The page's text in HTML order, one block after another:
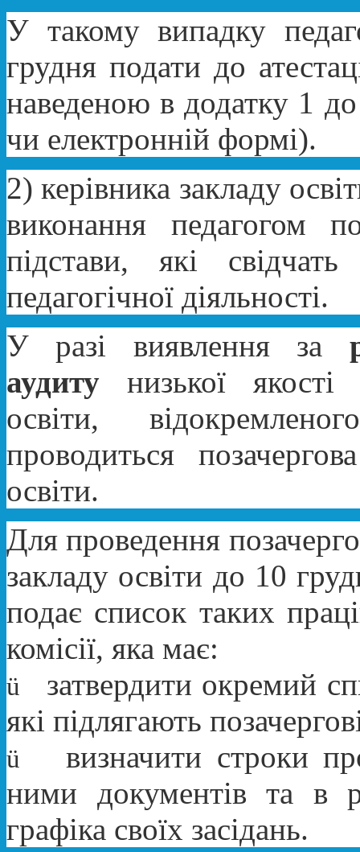
У такому випадку
грудня подати до
наведеною в додатку 1
чи електронній формі).
2) керівника закладу
виконання педагогом
підстави, які
педагогічної діяльності.
У разі виявлення за
аудиту низької якості
освіти,
проводиться
освіти.
Для проведення
закладу освіти до 10
подає список таких
комісії, яка має:
ü
затвердити окремий
які підлягають
ü
визначити строки
ними документів та в
графіка своїх засідань.